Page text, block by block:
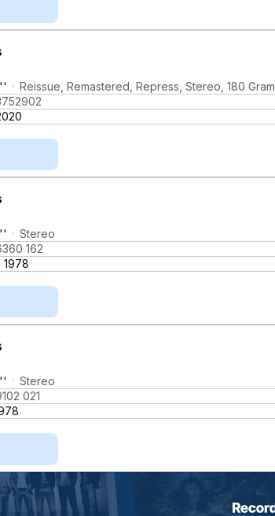
Reissue, Remastered, Repress, Stereo, 180 Gram
Stereo
162
1978
Stereo
021